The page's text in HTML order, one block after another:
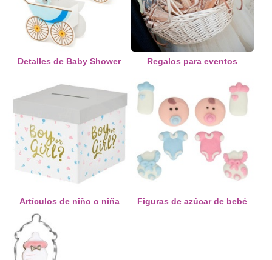
Detalles de Baby Shower Regalos para eventos
Artículos de niño o niña Figuras de azúcar de bebé